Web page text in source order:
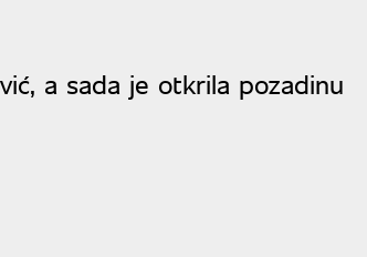
a sada je otkrila pozadinu